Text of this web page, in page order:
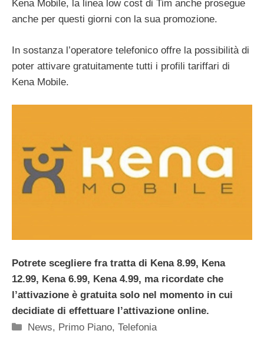
Kena Mobile, la linea low cost di Tim anche prosegue
anche per questi giorni con la sua promozione.
In sostanza l’operatore telefonico offre la possibilità di
poter attivare gratuitamente tutti i profili tariffari di
Kena Mobile.
Potrete scegliere fra tratta di Kena 8.99, Kena
12.99, Kena 6.99, Kena 4.99, ma ricordate che
l’attivazione è gratuita solo nel momento in cui
decidiate di effettuare l’attivazione online.
Categorie
News, Primo Piano,Telefonia